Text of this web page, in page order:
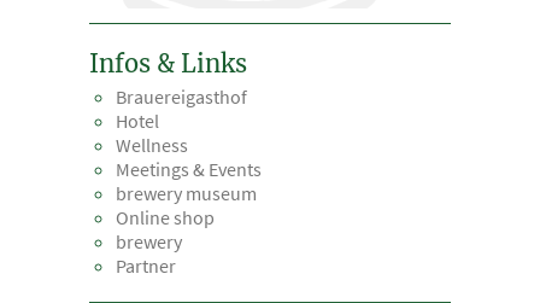
Infos & Links
Brauereigasthof
Hotel
Wellness
Meetings & Events
brewery museum
Online shop
brewery
Partner